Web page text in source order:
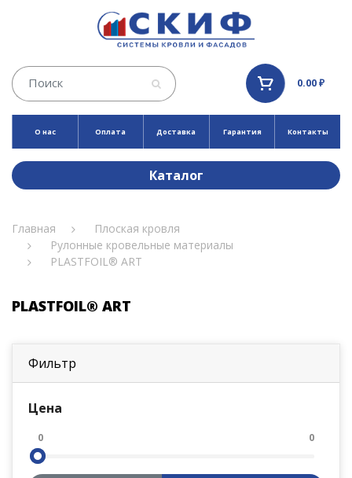
0.00 ₽
О нас Оплата Доставка Гарантия Контакты
Каталог
Главная
Плоская кровля
Рулонные кровельные материалы
PLASTFOIL® ART
PLASTFOIL® ART
Фильтр
Цена
0 0